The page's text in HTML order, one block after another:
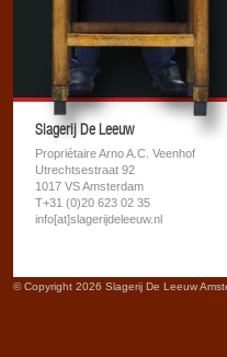
Slagerij De Leeuw
Propriétaire Arno A.C. Veenhof
Utrechtsestraat 92
1017 VS Amsterdam
T+31 (0)20 623 02 35
info[at]slagerijdeleeuw.nl
© Copyright 2026 Slagerij De Leeuw